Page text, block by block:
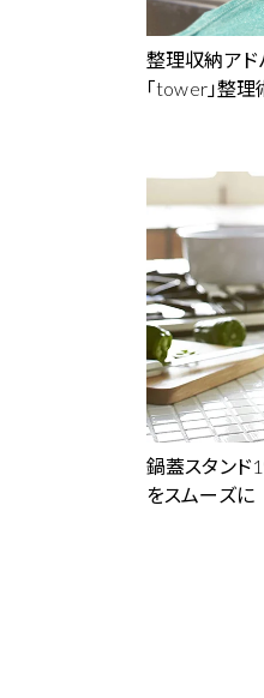
整理収納アド
「tower」整理
鍋蓋スタンド
をスムーズに